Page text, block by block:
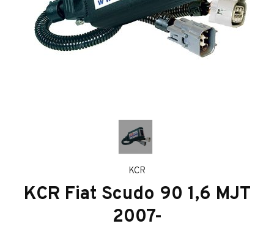
KCR
KCR Fiat Scudo 90 1,6 MJT
2007-